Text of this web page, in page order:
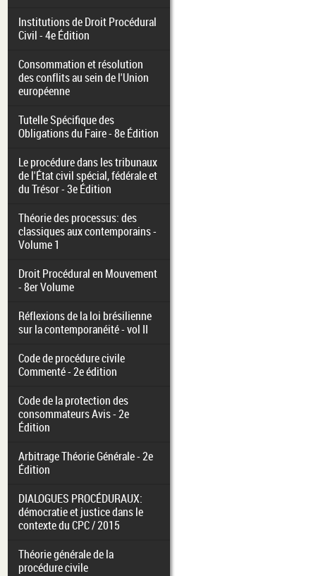
Institutions de Droit Procédural
Civil - 4e Édition
Consommation et résolution
des conflits au sein de l'Union
européenne
Tutelle Spécifique des
Obligations du Faire - 8e Édition
Le procédure dans les tribunaux
de l'État civil spécial, fédérale et
du Trésor - 3e Édition
Théorie des processus: des
classiques aux contemporains -
Volume 1
Droit Procédural en Mouvement
- 8er Volume
Réflexions de la loi brésilienne
sur la contemporanéité - vol II
Code de procédure civile
Commenté - 2e édition
Code de la protection des
consommateurs Avis - 2e
Édition
Arbitrage Théorie Générale - 2e
Édition
DIALOGUES PROCÉDURAUX:
démocratie et justice dans le
contexte du CPC / 2015
Théorie générale de la
procédure civile